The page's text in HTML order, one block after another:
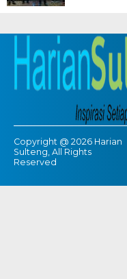
Copyright @ 2026 Harian
Sulteng, All Rights
Reserved